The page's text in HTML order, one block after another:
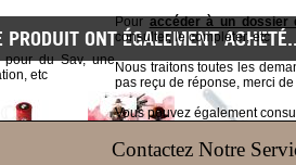
du Sav, une
etc
Pour accéder à un dossier
consulter, le compléter, etc
Nous traitons toutes les
pas reçu de réponse, merci
Vous pouvez également
Contactez Notre
ONT ÉGALEMENT